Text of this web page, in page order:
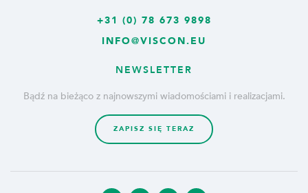
+31 (0) 78 673 9898
INFO@VISCON.EU
NEWSLETTER
Bądź na bieżąco z najnowszymi wiadomościami i realizacjami.
ZAPISZ SIĘ TERAZ